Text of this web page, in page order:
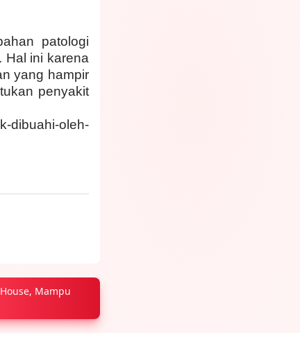
patologi
Hal ini karena
yang hampir
penyakit
dibuahi-oleh-
Mampu